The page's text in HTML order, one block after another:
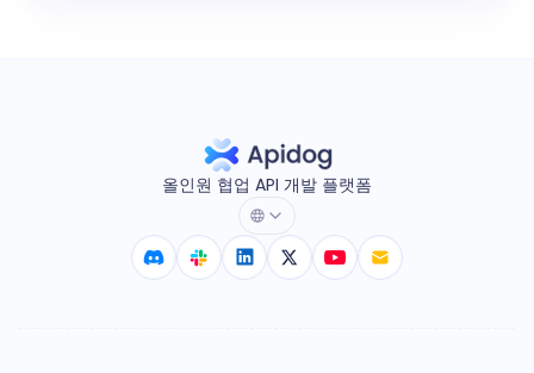
올인원 협업 API 개발 플랫폼